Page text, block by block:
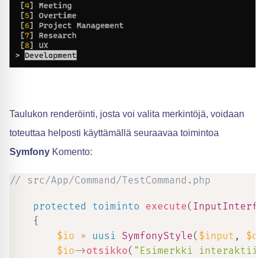
Taulukon renderöinti, josta voi valita merkintöjä, voidaan
toteuttaa helposti käyttämällä seuraavaa toimintoa
Symfony Komento:
// src/App/Command/TestCommand.php
protected toiminto execute(
{
$io
= uusi SymfonyStyle( $input ,
$io->otsikko( "Esimerkki